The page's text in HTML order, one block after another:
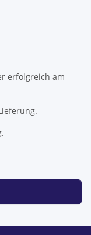
erfolgreich am